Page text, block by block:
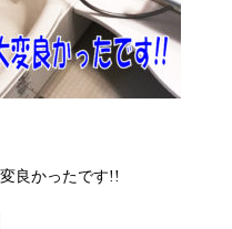
良かったです!!